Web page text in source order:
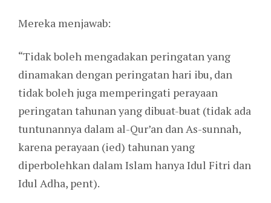
Mereka menjawab:
“Tidak boleh mengadakan peringatan yang
dinamakan dengan peringatan hari ibu, dan
tidak boleh juga memperingati perayaan
peringatan tahunan yang dibuat-buat (tidak ada
tuntunannya dalam al-Qur’an dan As-sunnah,
karena perayaan (ied) tahunan yang
diperbolehkan dalam Islam hanya Idul Fitri dan
Idul Adha, pent).